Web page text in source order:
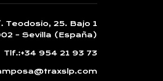
Teodosio, 25. Bajo 1
– Sevilla (España)
Tlf.:+34 954 21 93 73